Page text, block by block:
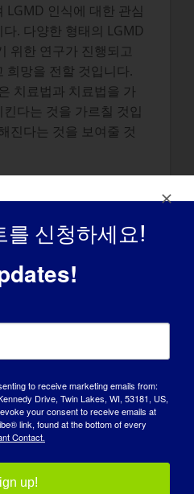
LGMD 인식에 대한 관심
. 다양한 형태의 LGMD
위한 연구가 진행되고
희망을 전할 것입니다.
치료법과 치료법을 가
다는 것을 가르칠 것입
진다는 것을 보여줄 것
엇인가요?
법으로 할 수 있으며 정
계의 사람들을 만날 뿐
에 대한 이해를 키울
것입니다. 라임처럼 인
로, 그리고 완전한 녹색
로 활동하면서 가장 좋
가요?
더 달콤해졌어요! 사지
를 신청하세요!
to receive marketing emails from:
Drive, Twin Lakes, WI, 53181, US,
your consent to receive emails at
link, found at the bottom of every
Contact.
up!